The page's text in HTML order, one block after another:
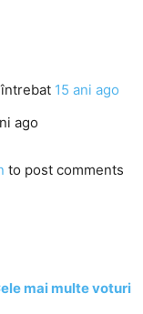
15 ani ago
ago
to post comments
mai multe voturi